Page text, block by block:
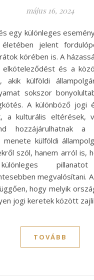
május 16, 2024
jelent
körében is. A
és a
akik külföldi
sokszor
A különböző jogi
a kulturális eltérések,
hozzájárulhatnak a
menete külföldi
szól, hanem arról is,
megvalósítani.
hogy melyik
jogi keretek között
TOVÁBB